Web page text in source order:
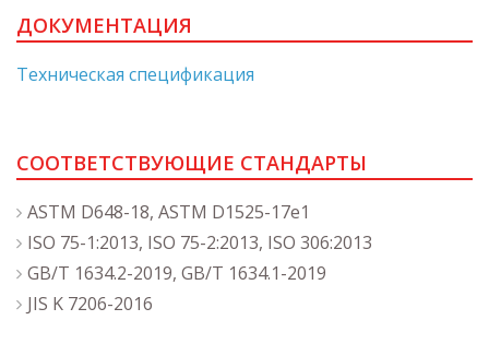
ДОКУМЕНТАЦИЯ
Техническая спецификация
СООТВЕТСТВУЮЩИЕ СТАНДАРТЫ
ASTM D648-18, ASTM D1525-17e1
ISO 75-1:2013, ISO 75-2:2013, ISO 306:2013
GB/T 1634.2-2019, GB/T 1634.1-2019
JIS K 7206-2016